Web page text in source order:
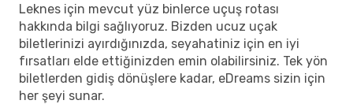
Leknes için mevcut yüz binlerce uçuş rotası
hakkında bilgi sağlıyoruz. Bizden ucuz uçak
biletlerinizi ayırdığınızda, seyahatiniz için en iyi
fırsatları elde ettiğinizden emin olabilirsiniz. Tek yön
biletlerden gidiş dönüşlere kadar, eDreams sizin için
her şeyi sunar.